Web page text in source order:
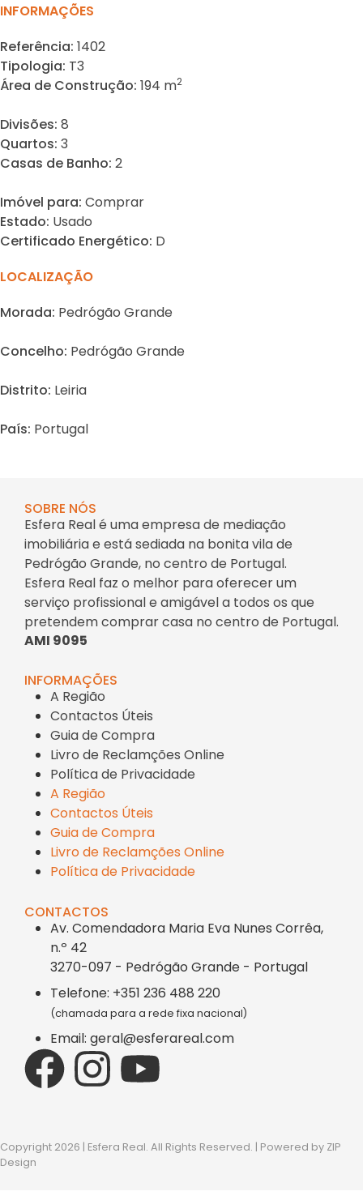
INFORMAÇÕES
Referência: 1402
Tipologia: T3
Área de Construção: 194 m2
Divisões: 8
Quartos: 3
Casas de Banho: 2
Imóvel para: Comprar
Estado: Usado
Certificado Energético: D
LOCALIZAÇÃO
Morada: Pedrógão Grande
Concelho: Pedrógão Grande
Distrito: Leiria
País: Portugal
SOBRE NÓS
Esfera Real é uma empresa de mediação
imobiliária e está sediada na bonita vila de
Pedrógão Grande, no centro de Portugal.
Esfera Real faz o melhor para oferecer um
serviço profissional e amigável a todos os que
pretendem comprar casa no centro de Portugal.
AMI 9095
INFORMAÇÕES
A Região
Contactos Úteis
Guia de Compra
Livro de Reclamções Online
Política de Privacidade
A Região
Contactos Úteis
Guia de Compra
Livro de Reclamções Online
Política de Privacidade
CONTACTOS
Av. Comendadora Maria Eva Nunes Corrêa,
n.º 42
3270-097 - Pedrógão Grande - Portugal
Telefone: +351 236 488 220
(chamada para a rede fixa nacional)
Email: geral@esferareal.com
Copyright 2026 | Esfera Real. All Rights Reserved. | Powered by ZIP
Design